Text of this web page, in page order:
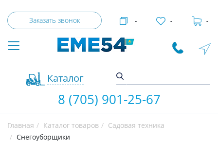
Заказать звонок
Каталог
- - -
8 (705) 901-25-67
Главная Каталог товаров
Садовая техника
Снегоуборщики